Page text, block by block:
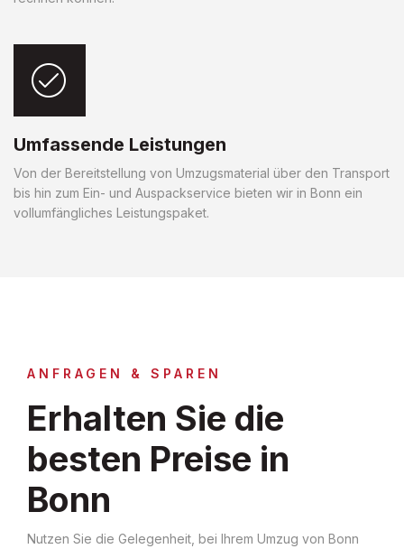
Umfassende Leistungen
Von der Bereitstellung von Umzugsmaterial über den Transport
bis hin zum Ein- und Auspackservice bieten wir in Bonn ein
vollumfängliches Leistungspaket.
ANFRAGEN & SPAREN
Erhalten Sie die
besten Preise in
Bonn
Nutzen Sie die Gelegenheit, bei Ihrem Umzug von Bonn